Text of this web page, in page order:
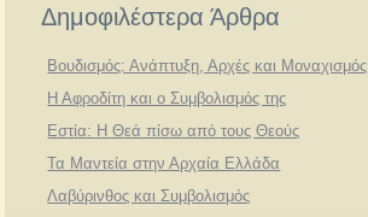
Δημοφιλέστερα Άρθρα
Βουδισμός: Ανάπτυξη, Αρχές και Μοναχισμός
Η Αφροδίτη και ο Συμβολισμός της
Εστία: Η Θεά πίσω από τους Θεούς
Τα Μαντεία στην Αρχαία Ελλάδα
Λαβύρινθος και Συμβολισμός